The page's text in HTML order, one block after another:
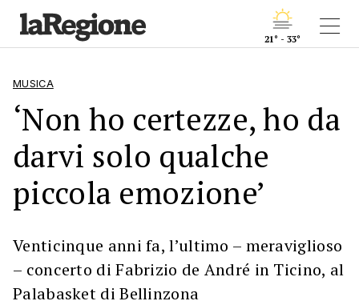
21° - 33°
MUSICA
‘Non ho certezze, ho da
darvi solo qualche
piccola emozione’
Venticinque anni fa, l’ultimo – meraviglioso
– concerto di Fabrizio de André in Ticino, al
Palabasket di Bellinzona